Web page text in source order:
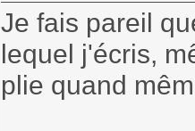
Je fais pareil
lequel j'écris,
plie quand